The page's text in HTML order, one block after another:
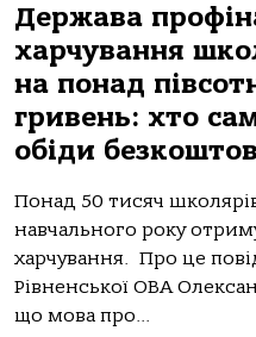
Держава
харчування
на понад
гривень: хто
обіди
Понад 50 тисяч
навчального року
харчування. Про це
Рівненської ОВА
що мова про...